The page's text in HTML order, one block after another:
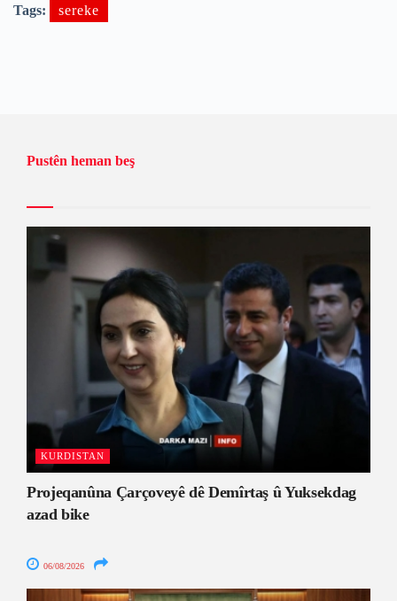
Tags: sereke
Pustên heman beş
KURDISTAN
Projeqanûna Çarçoveyê dê Demîrtaş û Yuksekdag
azad bike
06/08/2026